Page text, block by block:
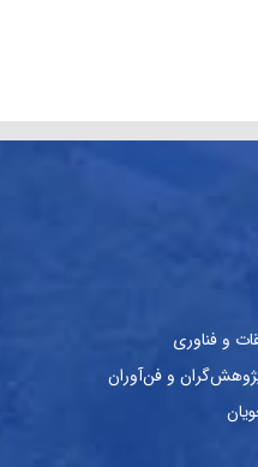
و فناوری
و فن‌آوران